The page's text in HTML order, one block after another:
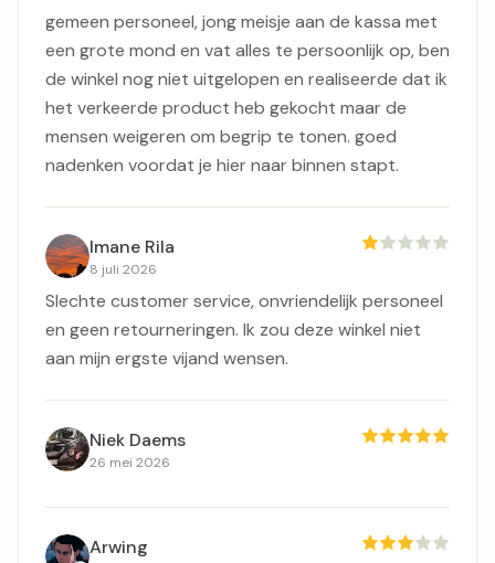
gemeen personeel, jong meisje aan de kassa met
een grote mond en vat alles te persoonlijk op, ben
de winkel nog niet uitgelopen en realiseerde dat ik
het verkeerde product heb gekocht maar de
mensen weigeren om begrip te tonen. goed
nadenken voordat je hier naar binnen stapt.
Imane Rila
8 juli 2026
Slechte customer service, onvriendelijk personeel
en geen retourneringen. Ik zou deze winkel niet
aan mijn ergste vijand wensen.
Niek Daems
26 mei 2026
Arwing